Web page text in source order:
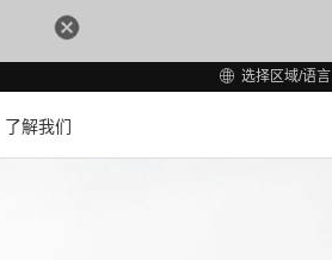
选择区域/语言
了解我们